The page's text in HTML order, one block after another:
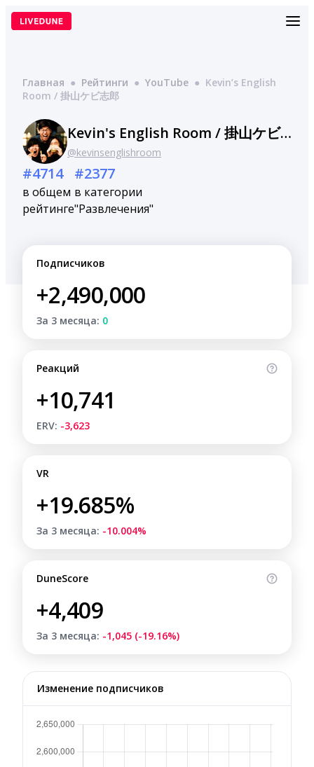
Перейти
Главная ● Рейтинги ● YouTube ● Kevin’s English
Room / 掛山ケビ志郎
Kevin's English Room / 掛山ケビ志郎
@kevinsenglishroom
#4714
в общем
рейтинге
#2377
в категории
"Развлечения"
Подписчиков
+2,490,000
За 3 месяца: 0
Реакций
+10,741
ERV: -3,623
VR
+19.685%
За 3 месяца: -10.004%
DuneScore
+4,409
За 3 месяца: -1,045 (-19.16%)
Изменение подписчиков